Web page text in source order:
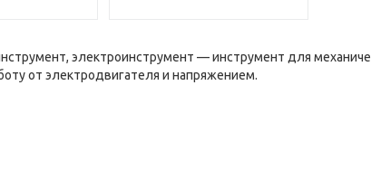
электроинструмент — инструмент для
от электродвигателя и напряжением.